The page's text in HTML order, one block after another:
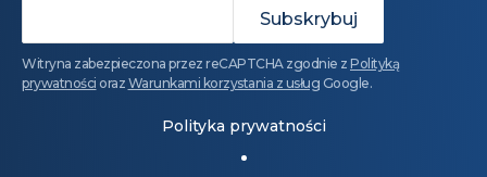
Witryna zabezpieczona przez reCAPTCHA zgodnie z Polityką
prywatności oraz Warunkami korzystania z usług Google.
Polityka prywatności